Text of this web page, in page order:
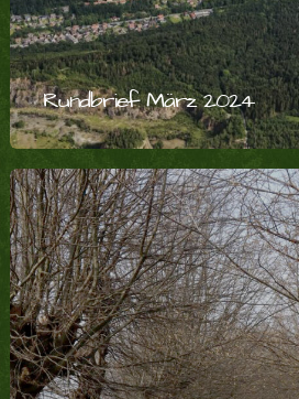
Rundbrief März 2024